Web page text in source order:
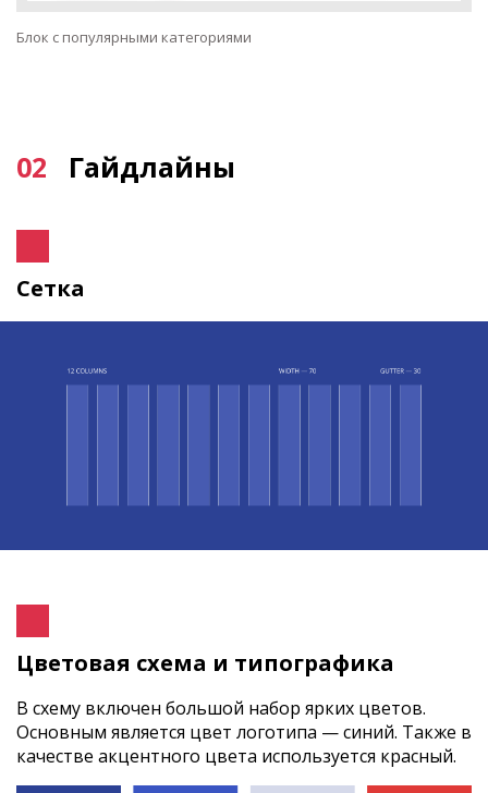
Блок с популярными категориями
02 Гайдлайны
Сетка
Цветовая схема и типографика
В схему включен большой набор ярких цветов.
Основным является цвет логотипа — синий. Также в
качестве акцентного цвета используется красный.